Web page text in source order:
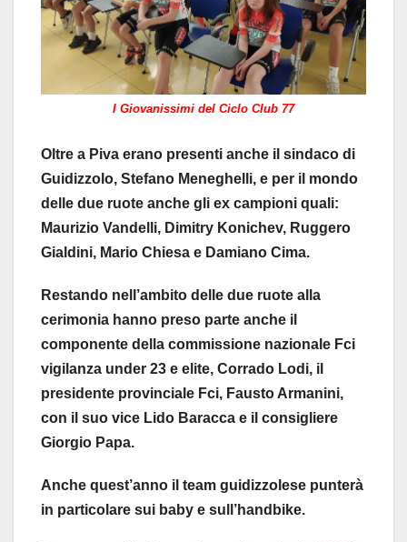
I Giovanissimi del Ciclo Club 77
Oltre a Piva erano presenti anche il sindaco di
Guidizzolo, Stefano Meneghelli, e per il mondo
delle due ruote anche gli ex campioni quali:
Maurizio Vandelli, Dimitry Konichev, Ruggero
Gialdini, Mario Chiesa e Damiano Cima.
Restando nell’ambito delle due ruote alla
cerimonia hanno preso parte anche il
componente della commissione nazionale Fci
vigilanza under 23 e elite, Corrado Lodi, il
presidente provinciale Fci, Fausto Armanini,
con il suo vice Lido Baracca e il consigliere
Giorgio Papa.
Anche quest’anno il team guidizzolese punterà
in particolare sui baby e sull’handbike.